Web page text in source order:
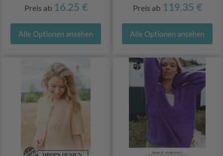
Preis ab 16.25 €
Alle Optionen ansehen
Preis ab 119.35 €
Alle Optionen ansehen